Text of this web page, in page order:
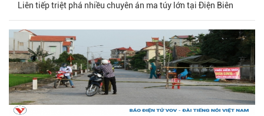
Liên tiếp triệt phá nhiều chuyên án ma túy lớn tại Điện Biên